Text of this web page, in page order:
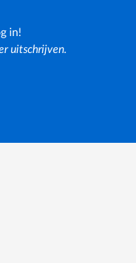
in!
uitschrijven.